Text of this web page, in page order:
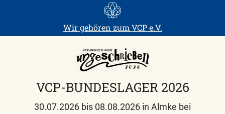
Wir gehören zum VCP e.V.
VCP-BUNDESLAGER 2026
30.07.2026 bis 08.08.2026 in Almke bei